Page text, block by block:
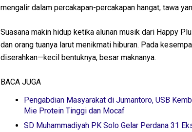
mengalir dalam percakapan-percakapan hangat, tawa
Suasana makin hidup ketika alunan musik dari Happy
dan orang tuanya larut menikmati hiburan. Pada
diserahkan—kecil bentuknya, besar maknanya.
BACA JUGA
Pengabdian Masyarakat di Jumantoro, USB
Mie Protein Tinggi dan Mocaf
SD Muhammadiyah PK Solo Gelar Perdana 31